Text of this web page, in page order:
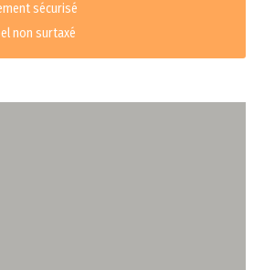
sécurisé
non surtaxé